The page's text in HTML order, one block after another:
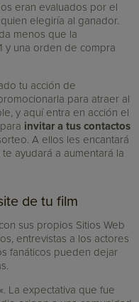
eran evaluados por el
elegiría al ganador.
menos que la
y una orden de compra
tu acción de
para atraer al
y aquí entra en acción el
invitar a tus contactos
A ellos les encantará
ayudará a aumentará la
de tu film
sus propios Sitios Web
entrevistas a los actores
fanáticos pueden dejar
«. La expectativa que fue